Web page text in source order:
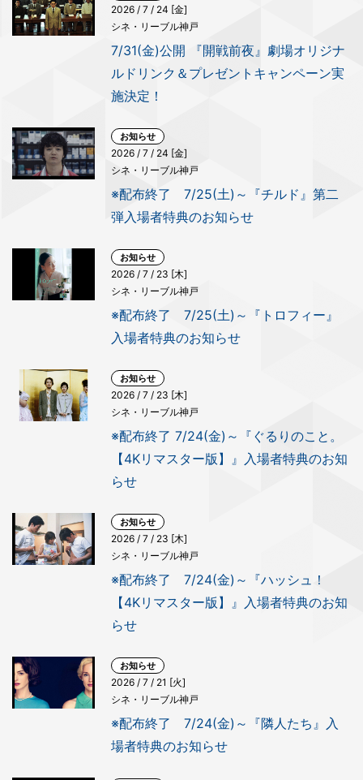
2026 / 7 / 24 [金]
シネ・リーブル神戸
7/31(金)公開 『開戦前夜』劇場オリジナ
ルドリンク＆プレゼントキャンペーン実
施決定！
お知らせ
2026 / 7 / 24 [金]
シネ・リーブル神戸
※配布終了 7/25(土)～『チルド』第二
弾入場者特典のお知らせ
お知らせ
2026 / 7 / 23 [木]
シネ・リーブル神戸
※配布終了 7/25(土)～『トロフィー』
入場者特典のお知らせ
お知らせ
2026 / 7 / 23 [木]
シネ・リーブル神戸
※配布終了 7/24(金)～『ぐるりのこと。
【4Kリマスター版】』入場者特典のお知
らせ
お知らせ
2026 / 7 / 23 [木]
シネ・リーブル神戸
※配布終了 7/24(金)～『ハッシュ！
【4Kリマスター版】』入場者特典のお知
らせ
お知らせ
2026 / 7 / 21 [火]
シネ・リーブル神戸
※配布終了 7/24(金)～『隣人たち』入
場者特典のお知らせ